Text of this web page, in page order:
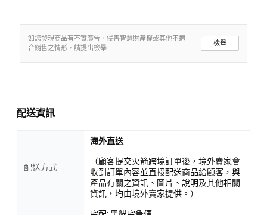
如您發現商品有不實廣告、侵害智慧財產權或其他不適
合銷售之情形，請提出檢舉
檢舉
配送資訊
配送方式
海外直送
（顧客提交火箭跨境訂單後，境外賣家會
收到訂單內容並直接配送商品給顧客，與
產品有關之資訊、圖片、說明及其他相關
資訊，均由境外賣家提供。）